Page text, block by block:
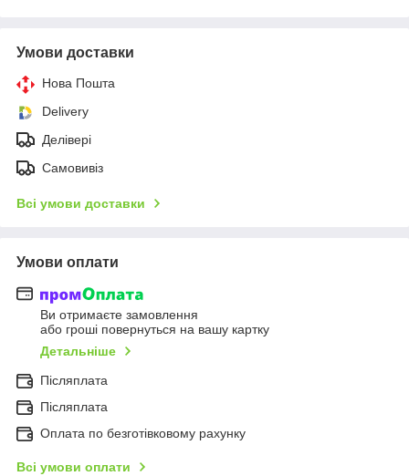
Умови доставки
Нова Пошта
Delivery
Делівері
Самовивіз
Всі умови доставки
Умови оплати
Ви отримаєте замовлення
або гроші повернуться на вашу картку
Детальніше
Післяплата
Післяплата
Оплата по безготівковому рахунку
Всі умови оплати